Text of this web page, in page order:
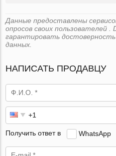
Данные предоставлены
опросов своих пользователей
гарантировать
данных.
НАПИСАТЬ ПРОДАВЦУ
Получить ответ в WhatsApp